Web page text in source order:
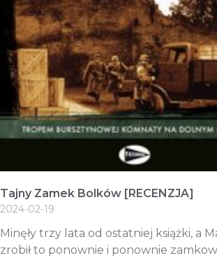
Tajny Zamek Bolków [RECENZJA]
2024-02-19
Minęły trzy lata od ostatniej książki, a
zrobił to ponownie i ponownie